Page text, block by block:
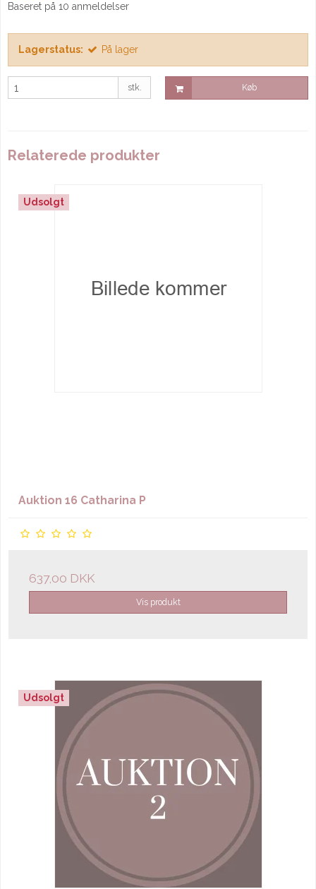
Baseret på 10 anmeldelser
Lagerstatus: På lager
stk. Køb
Relaterede produkter
Udsolgt
Auktion 16 Catharina P
637,00 DKK
Vis produkt
Udsolgt